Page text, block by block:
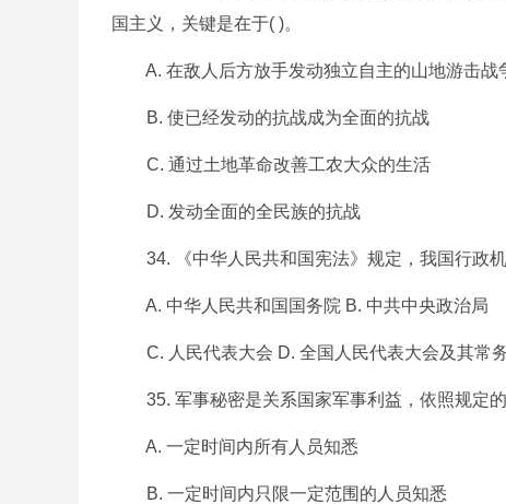
国主义，关键是在于( )。
A. 在敌人后方放手发动独立自主的山地游击战
B. 使已经发动的抗战成为全面的抗战
C. 通过土地革命改善工农大众的生活
D. 发动全面的全民族的抗战
34. 《中华人民共和国宪法》规定，我国行政机
A. 中华人民共和国国务院 B. 中共中央政治局
C. 人民代表大会 D. 全国人民代表大会及其常
35. 军事秘密是关系国家军事利益，依照规定的
A. 一定时间内所有人员知悉
B. 一定时间内只限一定范围的人员知悉